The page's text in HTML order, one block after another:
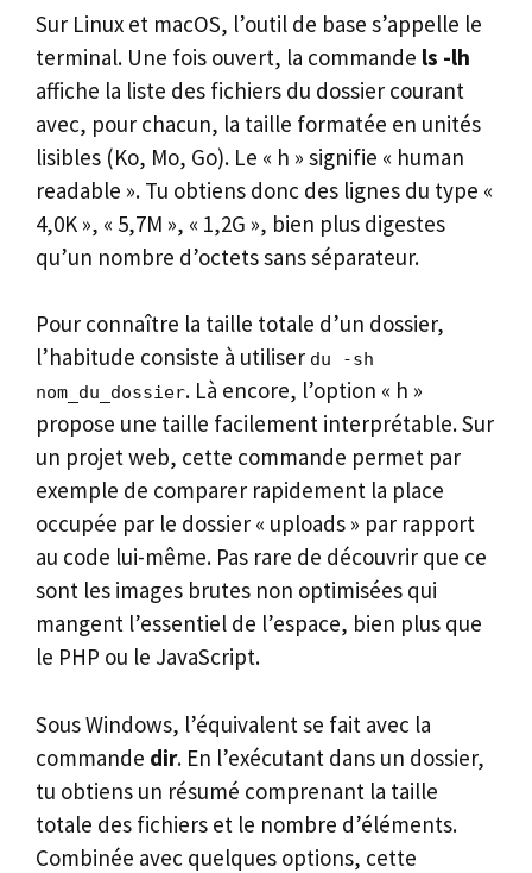
Sur Linux et macOS, l’outil de base s’appelle le
terminal. Une fois ouvert, la commande ls -lh
affiche la liste des fichiers du dossier courant
avec, pour chacun, la taille formatée en unités
lisibles (Ko, Mo, Go). Le « h » signifie « human
readable ». Tu obtiens donc des lignes du type «
4,0K », « 5,7M », « 1,2G », bien plus digestes
qu’un nombre d’octets sans séparateur.
Pour connaître la taille totale d’un dossier,
l’habitude consiste à utiliser du -sh
nom_du_dossier. Là encore, l’option « h »
propose une taille facilement interprétable. Sur
un projet web, cette commande permet par
exemple de comparer rapidement la place
occupée par le dossier « uploads » par rapport
au code lui-même. Pas rare de découvrir que ce
sont les images brutes non optimisées qui
mangent l’essentiel de l’espace, bien plus que
le PHP ou le JavaScript.
Sous Windows, l’équivalent se fait avec la
commande dir. En l’exécutant dans un dossier,
tu obtiens un résumé comprenant la taille
totale des fichiers et le nombre d’éléments.
Combinée avec quelques options, cette